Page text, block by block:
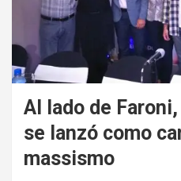
Al lado de
se lanzó como
massismo